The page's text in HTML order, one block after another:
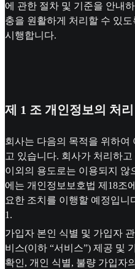
에 관한 절차 및 기준을 안내
충을 원활하게 처리할 수 있
시행합니다.
제 1 조 개인정보의 처
회사는 다음의 목적을 위하여
고 있습니다. 회사가 처리하
이외의 용도로는 이용되지 않
에는 개인정보보호법 제18조
요한 조치를 이행할 예정입니
1 .
가입자 본인 식별 및 가입자
비스(이하 “서비스”) 제공 및
확인, 개인 식별, 불량 가입자